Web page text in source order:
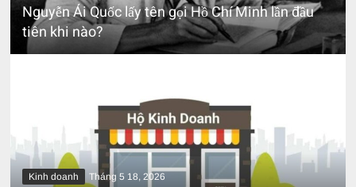
Nguyễn Ái Quốc lấy tên gọi Hồ Chí Minh lần đầu
tiên khi nào?
Kinh doanh Tháng 5 18, 2026